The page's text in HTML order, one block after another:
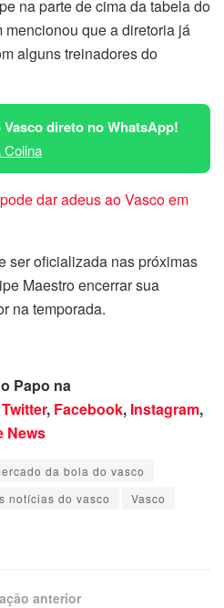
na parte de cima da tabela do
que a diretoria já
alguns treinadores do
direto no WhatsApp!
Colina
dar adeus ao Vasco em
ser oficializada nas próximas
Maestro encerrar sua
na temporada.
Papo na
Twitter, Facebook, Instagram,
News
da bola do vasco
notícias do vasco
Vasco
anterior